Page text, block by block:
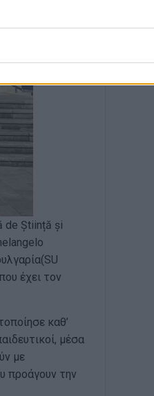
de Știință și
έχει τον
καθ’
μέσα
με
προάγουν την